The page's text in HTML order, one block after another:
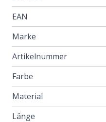
EAN
Marke
Artikelnummer
Farbe
Material
Länge